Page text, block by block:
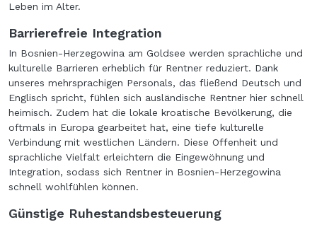
Leben im Alter.
Barrierefreie Integration
In Bosnien-Herzegowina am Goldsee werden sprachliche und
kulturelle Barrieren erheblich für Rentner reduziert. Dank
unseres mehrsprachigen Personals, das fließend Deutsch und
Englisch spricht, fühlen sich ausländische Rentner hier schnell
heimisch. Zudem hat die lokale kroatische Bevölkerung, die
oftmals in Europa gearbeitet hat, eine tiefe kulturelle
Verbindung mit westlichen Ländern. Diese Offenheit und
sprachliche Vielfalt erleichtern die Eingewöhnung und
Integration, sodass sich Rentner in Bosnien-Herzegowina
schnell wohlfühlen können.
Günstige Ruhestandsbesteuerung